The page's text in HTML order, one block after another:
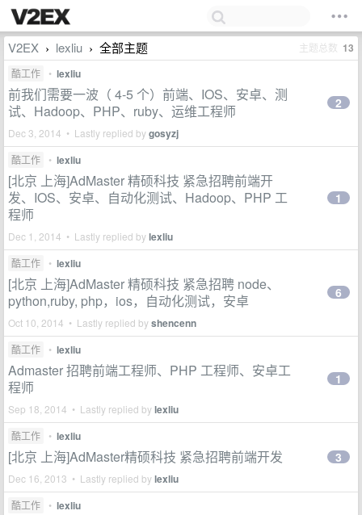
V2EX › lexliu › 全部主题 主题总数 13
酷工作 • lexliu
前我们需要一波（ 4-5 个）前端、IOS、安卓、测
试、Hadoop、PHP、ruby、运维工程师
Dec 3, 2014 • Lastly replied bygosyzj
2
酷工作 • lexliu
[北京 上海]AdMaster 精硕科技 紧急招聘前端开
发、IOS、安卓、自动化测试、Hadoop、PHP 工
程师
Dec 1, 2014 • Lastly replied bylexliu
1
酷工作 • lexliu
[北京 上海]AdMaster 精硕科技 紧急招聘 node、
python,ruby, php，ios，自动化测试，安卓
Oct 10, 2014 • Lastly replied byshencenn
6
酷工作 • lexliu
Admaster 招聘前端工程师、PHP 工程师、安卓工
程师
Sep 18, 2014 • Lastly replied bylexliu
1
酷工作 • lexliu
[北京 上海]AdMaster精硕科技 紧急招聘前端开发
Dec 16, 2013 • Lastly replied bylexliu
3
酷工作 • lexliu